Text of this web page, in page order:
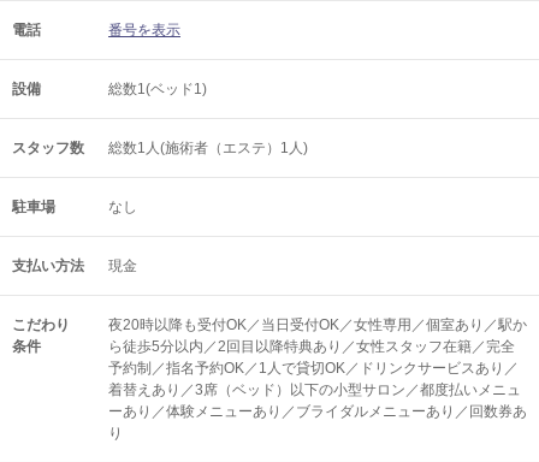
電話 番号を表示
設備 総数1(ベッド1)
スタッフ数 総数1人(施術者（エステ）1人)
駐車場 なし
支払い方法 現金
こだわり
条件
夜20時以降も受付OK／当日受付OK／女性専用／個室あり／駅か
ら徒歩5分以内／2回目以降特典あり／女性スタッフ在籍／完全
予約制／指名予約OK／1人で貸切OK／ドリンクサービスあり／
着替えあり／3席（ベッド）以下の小型サロン／都度払いメニュ
ーあり／体験メニューあり／ブライダルメニューあり／回数券あ
り